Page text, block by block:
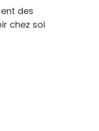
des
chez soi